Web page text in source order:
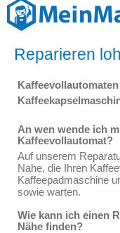
Reparieren
An wen wende ich
Kaffeevollautomat?
Auf unserem
Nähe, die Ihren
Kaffeepadmaschine
sowie warten.
Wie kann ich einen
Nähe finden?